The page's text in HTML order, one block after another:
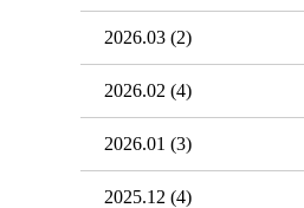
2026.03 (2)
2026.02 (4)
2026.01 (3)
2025.12 (4)